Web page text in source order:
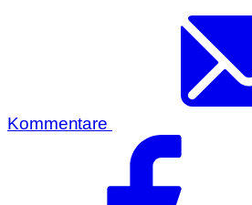
Kommentare